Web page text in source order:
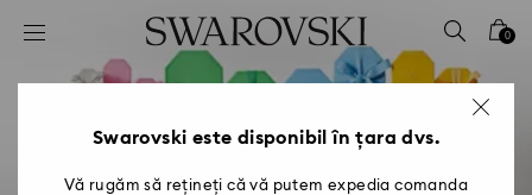
Accesskeys list
2 - Subsol
3 - Filtrare
0
Swarovski este disponibil în țara dvs.
Vă rugăm să rețineți că vă putem expedia comanda